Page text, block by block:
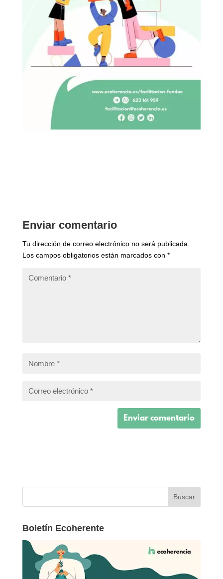
Enviar comentario
Tu dirección de correo electrónico no será publicada.
Los campos obligatorios están marcados con *
Boletín Ecoherente